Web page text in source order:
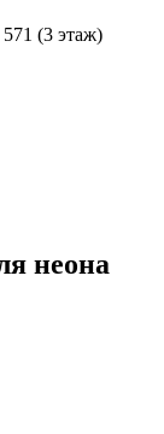
(3 этаж)
неона